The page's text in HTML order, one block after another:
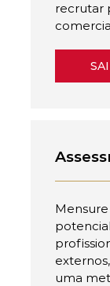
recrutar
uma